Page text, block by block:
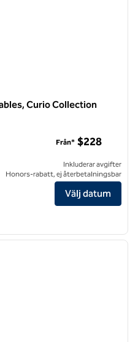
Curio Collection
Miami Coral Gables, Curio
Från* $228
Inkluderar avgifter
Honors-rabatt, ej återbetalningsbar
Välj datum
nästa